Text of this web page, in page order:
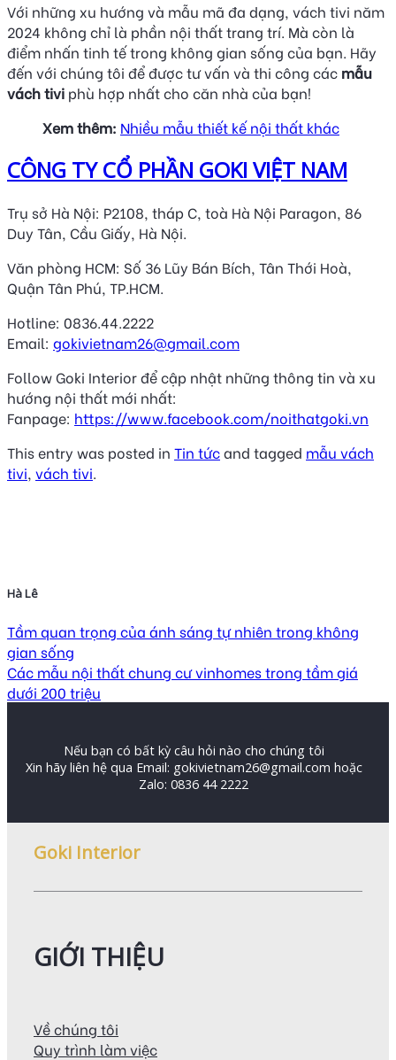
Với những xu hướng và mẫu mã đa dạng, vách tivi năm
2024 không chỉ là phần nội thất trang trí. Mà còn là
điểm nhấn tinh tế trong không gian sống của bạn. Hãy
đến với chúng tôi để được tư vấn và thi công các mẫu
vách tivi phù hợp nhất cho căn nhà của bạn!
Xem thêm: Nhiều mẫu thiết kế nội thất khác
CÔNG TY CỔ PHẦN GOKI VIỆT NAM
Trụ sở Hà Nội: P2108, tháp C, toà Hà Nội Paragon, 86
Duy Tân, Cầu Giấy, Hà Nội.
Văn phòng HCM: Số 36 Lũy Bán Bích, Tân Thới Hoà,
Quận Tân Phú, TP.HCM.
Hotline: 0836.44.2222
Email: gokivietnam26@gmail.com
Follow Goki Interior để cập nhật những thông tin và xu
hướng nội thất mới nhất:
Fanpage: https://www.facebook.com/noithatgoki.vn
This entry was posted in Tin tứcand tagged mẫu vách
tivi, vách tivi.
Hà Lê
Tầm quan trọng của ánh sáng tự nhiên trong không
gian sống
Các mẫu nội thất chung cư vinhomes trong tầm giá
dưới 200 triệu
Nếu bạn có bất kỳ câu hỏi nào cho chúng tôi
Xin hãy liên hệ qua Email: gokivietnam26@gmail.com hoặc
Zalo: 0836 44 2222
Goki Interior
GIỚI THIỆU
Về chúng tôi
Quy trình làm việc